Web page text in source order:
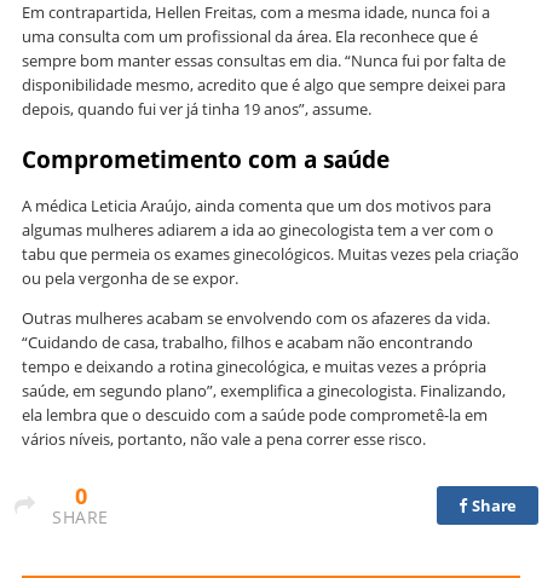
Em contrapartida, Hellen Freitas, com a mesma idade, nunca foi a
uma consulta com um profissional da área. Ela reconhece que é
sempre bom manter essas consultas em dia. “Nunca fui por falta de
disponibilidade mesmo, acredito que é algo que sempre deixei para
depois, quando fui ver já tinha 19 anos”, assume.
Comprometimento com a saúde
A médica Leticia Araújo, ainda comenta que um dos motivos para
algumas mulheres adiarem a ida ao ginecologista tem a ver com o
tabu que permeia os exames ginecológicos. Muitas vezes pela criação
ou pela vergonha de se expor.
Outras mulheres acabam se envolvendo com os afazeres da vida.
“Cuidando de casa, trabalho, filhos e acabam não encontrando
tempo e deixando a rotina ginecológica, e muitas vezes a própria
saúde, em segundo plano”, exemplifica a ginecologista. Finalizando,
ela lembra que o descuido com a saúde pode comprometê-la em
vários níveis, portanto, não vale a pena correr esse risco.
0
SHARE
Share